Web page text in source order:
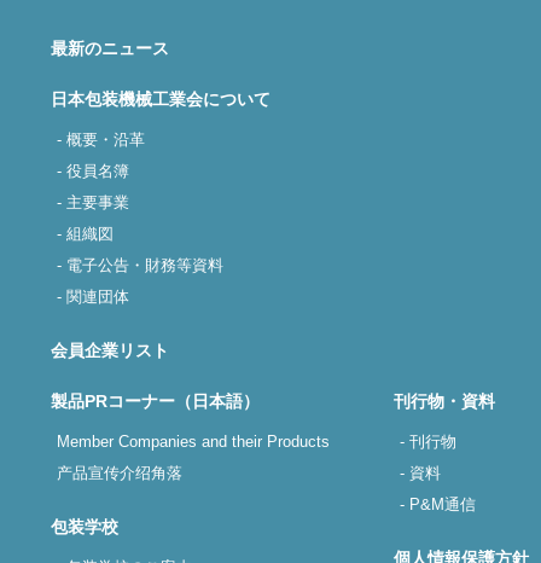
最新のニュース
日本包装機械工業会について
- 概要・沿革
- 役員名簿
- 主要事業
- 組織図
- 電子公告・財務等資料
- 関連団体
会員企業リスト
製品PRコーナー（日本語）
Member Companies and their Products
产品宣传介绍角落
包装学校
刊行物・資料
- 刊行物
- 資料
- P&M通信
個人情報保護方針